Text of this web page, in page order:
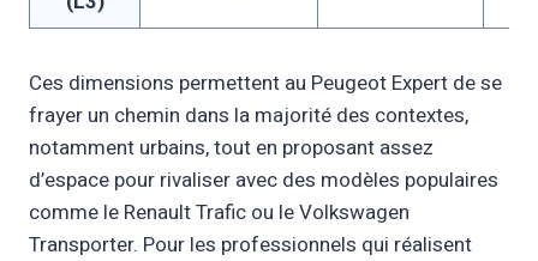
Ces dimensions permettent au Peugeot Expert de se
frayer un chemin dans la majorité des contextes,
notamment urbains, tout en proposant assez
d’espace pour rivaliser avec des modèles populaires
comme le Renault Trafic ou le Volkswagen
Transporter. Pour les professionnels qui réalisent